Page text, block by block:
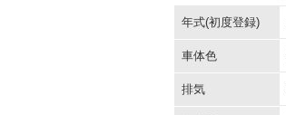
年式(初度登録)
車体色
排気